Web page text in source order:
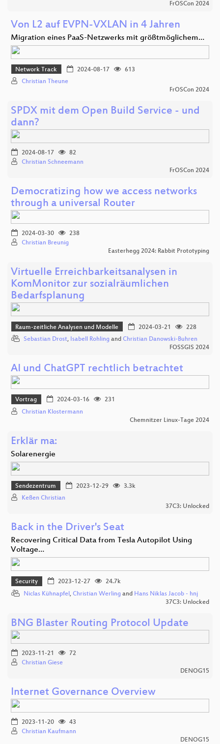
FrOSCon 2024
Von L2 auf EVPN-VXLAN in 4 Jahren
Migration eines PaaS-Netzwerks mit größtmöglichem…
Network Track 2024-08-17
613
Christian Theune
FrOSCon 2024
SPDX mit dem Open Build Service - und
dann?
2024-08-17
82
Christian Schneemann
FrOSCon 2024
Democratizing how we access networks
through a universal Router
2024-03-30
238
Christian Breunig
Easterhegg 2024: Rabbit Prototyping
Virtuelle Erreichbarkeitsanalysen in
KomMonitor zur sozialräumlichen
Bedarfsplanung
Raum-zeitliche Analysen und Modelle 2024-03-21
228
Sebastian Drost, Isabell Rohling and Christian Danowski-Buhren
FOSSGIS 2024
AI und ChatGPT rechtlich betrachtet
Vortrag 2024-03-16
231
Christian Klostermann
Chemnitzer Linux-Tage 2024
Erklär ma:
Solarenergie
Sendezentrum 2023-12-29
3.3k
Keßen Christian
37C3: Unlocked
Back in the Driver's Seat
Recovering Critical Data from Tesla Autopilot Using
Voltage…
Security 2023-12-27
24.7k
Niclas Kühnapfel , Christian Werling and Hans Niklas Jacob - hnj
37C3: Unlocked
BNG Blaster Routing Protocol Update
2023-11-21
72
Christian Giese
DENOG15
Internet Governance Overview
2023-11-20
43
Christian Kaufmann
DENOG15